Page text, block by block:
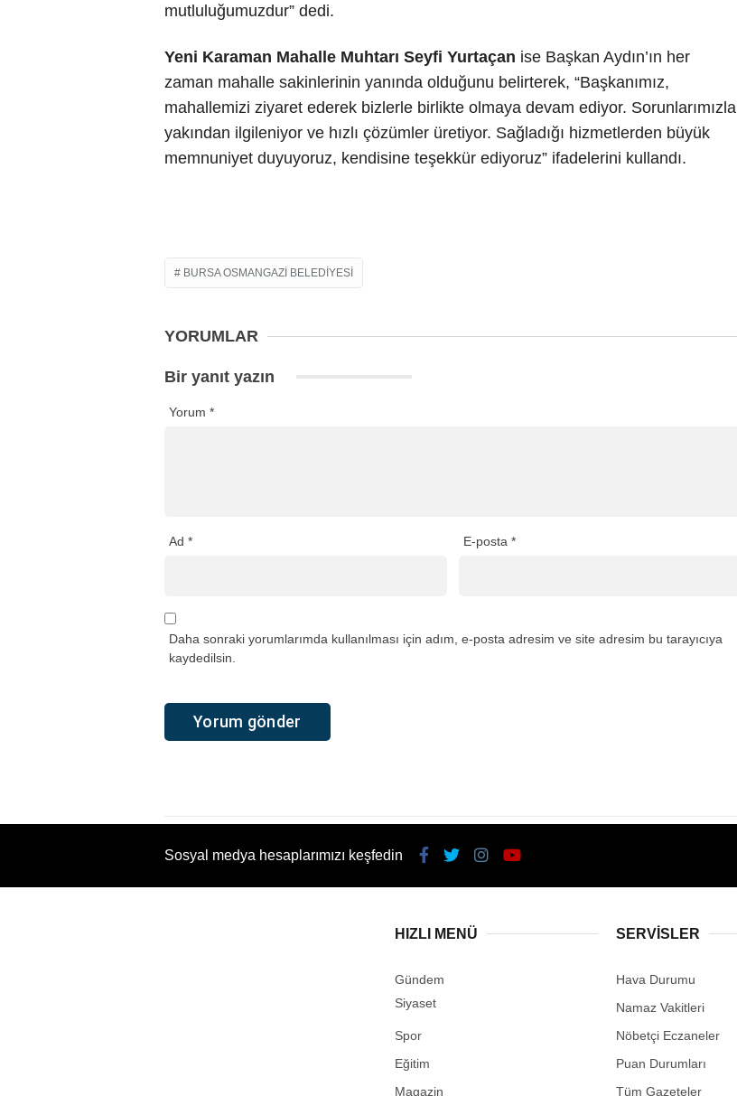
mutluluğumuzdur” dedi.
Yeni Karaman Mahalle Muhtarı Seyfi Yurtaçan ise Başkan Aydın’ın her
zaman mahalle sakinlerinin yanında olduğunu belirterek, “Başkanımız,
mahallemizi ziyaret ederek bizlerle birlikte olmaya devam ediyor. Sorunlarımızla
yakından ilgileniyor ve hızlı çözümler üretiyor. Sağladığı hizmetlerden büyük
memnuniyet duyuyoruz, kendisine teşekkür ediyoruz” ifadelerini kullandı.
BURSA OSMANGAZI BELEDIYESI
YORUMLAR
Bir yanıt yazın
Yorum *
Ad * E-posta *
Daha sonraki yorumlarımda kullanılması için adım, e-posta adresim ve site adresim bu tarayıcıya
kaydedilsin.
Sosyal medya hesaplarımızı keşfedin
HIZLI MENÜ
Gündem
Siyaset
Spor
Eğitim
Magazin
SERVİSLER
Hava Durumu
Namaz Vakitleri
Nöbetçi Eczaneler
Puan Durumları
Tüm Gazeteler